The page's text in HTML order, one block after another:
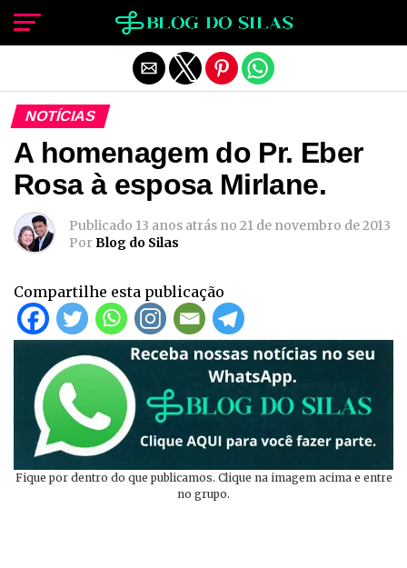
NOTÍCIAS
A homenagem do Pr. Eber
Rosa à esposa Mirlane.
Publicado 13 anos atrás no 21 de novembro de 2013
PorBlog do Silas
Compartilhe esta publicação
Fique por dentro do que publicamos. Clique na imagem acima e entre
no grupo.
Sair da versão mobile